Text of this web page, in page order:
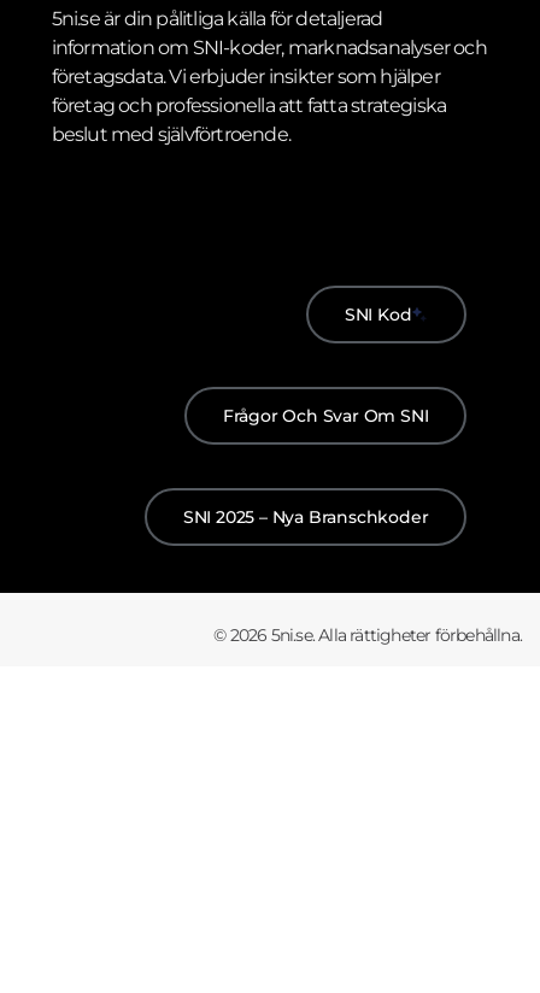
5ni.se är din pålitliga källa för detaljerad
information om SNI-koder, marknadsanalyser och
företagsdata. Vi erbjuder insikter som hjälper
företag och professionella att fatta strategiska
beslut med självförtroende.
SNI Kod
Frågor Och Svar Om SNI
SNI 2025 – Nya Branschkoder
© 2026 5ni.se. Alla rättigheter förbehållna.